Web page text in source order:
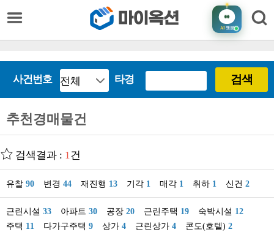
AI챗봇
사건번호 타경 검색
추천경매물건
검색결과 : 1건
유찰 90 변경 44 재진행 13 기각 1 매각 1 취하 1 신건 2
근린시설 33 아파트 30 공장 20 근린주택 19 숙박시설 12
주택 11 다가구주택 9 상가 4 근린상가 4 콘도(호텔) 2